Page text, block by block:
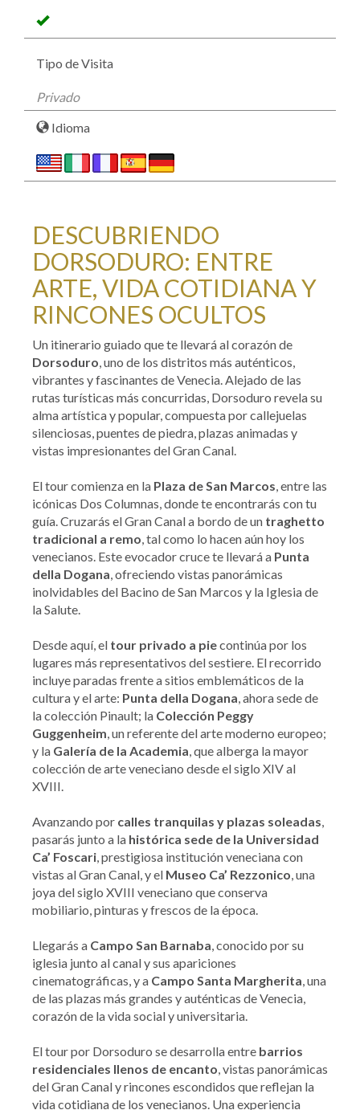
Tipo de Visita
Privado
Idioma
DESCUBRIENDO
DORSODURO: ENTRE
ARTE, VIDA COTIDIANA Y
RINCONES OCULTOS
Un itinerario guiado que te llevará al corazón de
Dorsoduro , uno de los distritos más auténticos,
vibrantes y fascinantes de Venecia. Alejado de las
rutas turísticas más concurridas, Dorsoduro revela su
alma artística y popular, compuesta por callejuelas
silenciosas, puentes de piedra, plazas animadas y
vistas impresionantes del Gran Canal.
El tour comienza en la Plaza de San Marcos , entre las
icónicas Dos Columnas, donde te encontrarás con tu
guía. Cruzarás el Gran Canal a bordo de un traghetto
tradicional a remo , tal como lo hacen aún hoy los
venecianos. Este evocador cruce te llevará a Punta
della Dogana , ofreciendo vistas panorámicas
inolvidables del Bacino de San Marcos y la Iglesia de
la Salute.
Desde aquí, el tour privado a piecontinúa por los
lugares más representativos del sestiere. El recorrido
incluye paradas frente a sitios emblemáticos de la
cultura y el arte: Punta della Dogana , ahora sede de
la colección Pinault; la Colección Peggy
Guggenheim , un referente del arte moderno europeo;
y la Galería de la Academia , que alberga la mayor
colección de arte veneciano desde el siglo XIV al
XVIII.
Avanzando por calles tranquilas y plazas soleadas
pasarás junto a la histórica sede de la Universidad
Ca’ Foscari , prestigiosa institución veneciana con
vistas al Gran Canal, y el Museo Ca’ Rezzonico , una
joya del siglo XVIII veneciano que conserva
mobiliario, pinturas y frescos de la época.
Llegarás a Campo San Barnaba , conocido por su
iglesia junto al canal y sus apariciones
cinematográficas, y a Campo Santa Margherita , una
de las plazas más grandes y auténticas de Venecia,
corazón de la vida social y universitaria.
El tour por Dorsoduro se desarrolla entre barrios
residenciales llenos de encanto , vistas panorámicas
del Gran Canal y rincones escondidos que reflejan la
vida cotidiana de los venecianos. Una experiencia